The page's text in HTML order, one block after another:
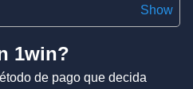
Show
1win?
de pago que decida